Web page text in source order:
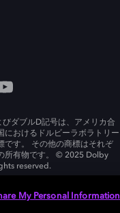
ダブルD記号は、アメリカ合
におけるドルビーラボラトリー
です。 その他の商標はそれぞ
所有物です。 © 2025 Dolby
reserved.
My Personal Information